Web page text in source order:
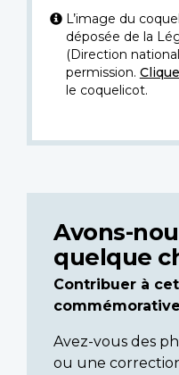
L’image du
déposée de la
(Direction
permission.
le coquelicot.
Avons-
quelque
Contribuer à
commémorative
Avez-vous des
ou une